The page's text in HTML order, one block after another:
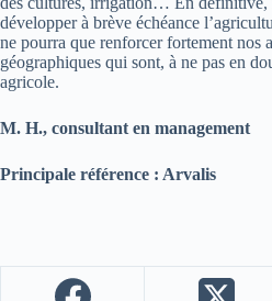
développer à brève échéance
ne pourra que renforcer fortement nos
géographiques qui sont, à ne pas en
agricole.
M. H., consultant en management
Principale référence : Arvalis